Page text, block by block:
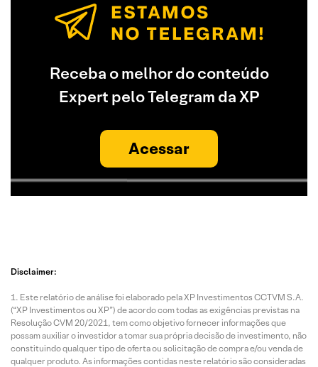
Receba o melhor do conteúdo
Expert pelo Telegram da XP
Acessar
Disclaimer:
Este relatório de análise foi elaborado pela XP Investimentos CCTVM S.A.
(“XP Investimentos ou XP”) de acordo com todas as exigências previstas na
Resolução CVM 20/2021, tem como objetivo fornecer informações que
possam auxiliar o investidor a tomar sua própria decisão de investimento, não
constituindo qualquer tipo de oferta ou solicitação de compra e/ou venda de
qualquer produto. As informações contidas neste relatório são consideradas